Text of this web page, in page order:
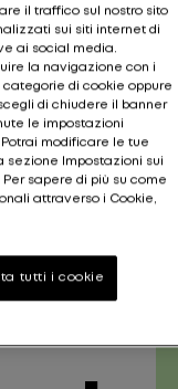
di
capelli
Food
Avocado +
il traffico sul nostro sito
sui siti internet di
ai social media.
la navigazione con i
di cookie oppure
di chiudere il banner
le impostazioni
modificare le tue
sezione Impostazioni sui
sapere di più su come
attraverso i Cookie,
tutti i cookie